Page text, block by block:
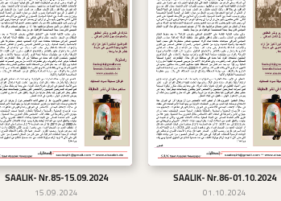
تحميل
SAALIK- Nr.86-01.10.2024
01.10.2024
تحميل
SAALIK- Nr.85-15.09.2024
15.09.2024